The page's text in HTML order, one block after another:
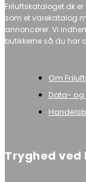
Friluftskataloget.dk
som et varekatalog
annoncører. Vi
butikkerne så du har
Om
Data- og
Tryghed ved